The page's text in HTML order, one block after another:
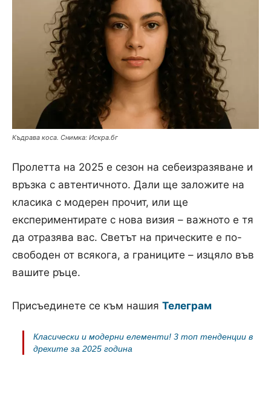
Къдрава коса. Снимка: Искра.бг
Пролетта на 2025 е сезон на себеизразяване и
връзка с автентичното. Дали ще заложите на
класика с модерен прочит, или ще
експериментирате с нова визия – важното е тя
да отразява вас. Светът на прическите е по-
свободен от всякога, а границите – изцяло във
вашите ръце.
Присъединете се към нашия Телеграм
Класически и модерни елементи! 3 топ тенденции в
дрехите за 2025 година